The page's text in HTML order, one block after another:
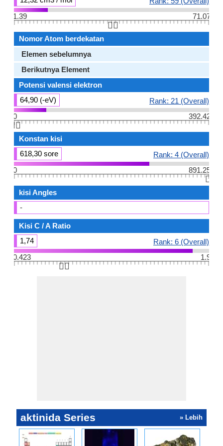
1.39
71.07
👆🏻
Nomor Atom berdekatan
Elemen sebelumnya
Berikutnya Element
Potensi valensi elektron
64,90 (-eV)
Rank: 21 (Overall)
0
392.42
👆🏻
Konstan kisi
618,30 sore
Rank: 4 (Overall)
0
891.25
👆🏻
kisi Angles
-
Kisi C / A Ratio
1,74
Rank: 6 (Overall)
0.423
1.9
👆🏻
aktinida Series » Lebih